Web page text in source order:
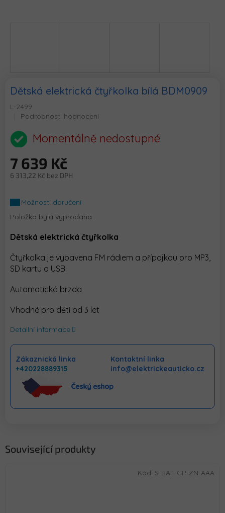
Dětská elektrická čtyřkolka bílá BDM0909
L-2499
Průměrné
produktu
je
z
5
Podrobnosti hodnocení
Momentálně nedostupné
7 639 Kč
6 313,22 Kč bez DPH
cena:Možnosti doručení
Položka byla vyprodána…
Dětská elektrická čtyřkolka
Čtyřkolka je vybavena FM rádiem a přípojkou pro MP3,
SD kartu a USB.
Automatická brzda
Vhodné pro děti od 3 let
Detailní informace
Zákaznická linka
+420228889315
Kontaktní linka
info@elektrickeauticko.cz
Související produkty
Kód: S-BAT-GP-ZN-AAA